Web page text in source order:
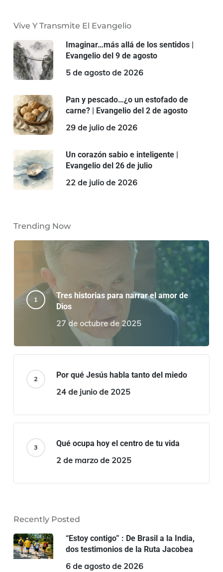
Vive Y Transmite El Evangelio
Imaginar…más allá de los sentidos |
Evangelio del 9 de agosto
5 de agosto de 2026
Pan y pescado…¿o un estofado de
carne? | Evangelio del 2 de agosto
29 de julio de 2026
Un corazón sabio e inteligente |
Evangelio del 26 de julio
22 de julio de 2026
Trending Now
Tres historias para narrar el amor de
Dios
27 de octubre de 2025
Por qué Jesús habla tanto del miedo
24 de junio de 2025
Qué ocupa hoy el centro de tu vida
2 de marzo de 2025
Recently Posted
“Estoy contigo” : De Brasil a la India,
dos testimonios de la Ruta Jacobea
6 de agosto de 2026